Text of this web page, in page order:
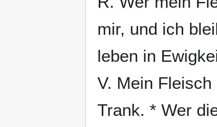
mir, und ich
leben in
V. Mein
Trank. * Wer